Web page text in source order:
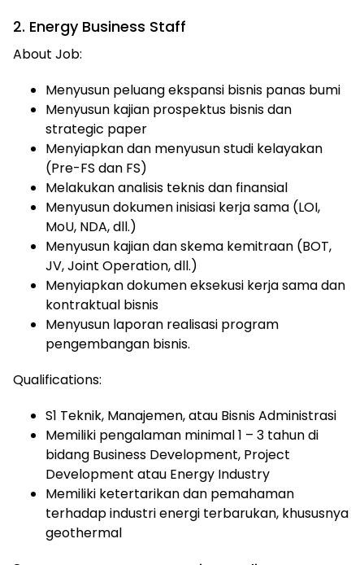
2. Energy Business Staff
About Job:
Menyusun peluang ekspansi bisnis panas bumi
Menyusun kajian prospektus bisnis dan
strategic paper
Menyiapkan dan menyusun studi kelayakan
(Pre-FS dan FS)
Melakukan analisis teknis dan finansial
Menyusun dokumen inisiasi kerja sama (LOI,
MoU, NDA, dll.)
Menyusun kajian dan skema kemitraan (BOT,
JV, Joint Operation, dll.)
Menyiapkan dokumen eksekusi kerja sama dan
kontraktual bisnis
Menyusun laporan realisasi program
pengembangan bisnis.
Qualifications:
S1 Teknik, Manajemen, atau Bisnis Administrasi
Memiliki pengalaman minimal 1 – 3 tahun di
bidang Business Development, Project
Development atau Energy Industry
Memiliki ketertarikan dan pemahaman
terhadap industri energi terbarukan, khususnya
geothermal